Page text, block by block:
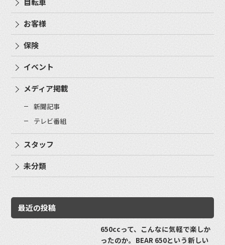
お客様
保険
イベント
メディア掲載
新聞記事
テレビ番組
スタッフ
未分類
最近の投稿
650ccって、こんなに気軽で楽しか
ったのか。BEAR 650という新しい